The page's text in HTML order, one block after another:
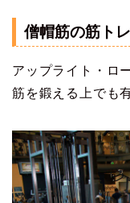
僧帽筋の筋ト
アップライト・ロ
筋を鍛える上でも